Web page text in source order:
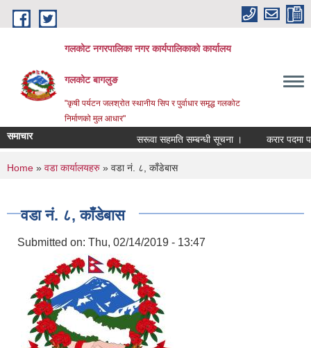
Skip to main content
गलकोट नगरपालिका नगर कार्यपालिकाको कार्यालय
गलकोट बागलुङ
"कृषी पर्यटन जलश्रोत स्थानीय सिप र पुर्वाधार समृद्ध गलकोट
निर्माणको मुल आधार"
समाचार सरूवा सहमति सम्बन्धी सूचना । करार पदमा
You are here
Home » वडा कार्यालयहरु » वडा नं. ८, काँडेबास
वडा नं. ८, काँडेबास
Submitted on: Thu, 02/14/2019 - 13:47